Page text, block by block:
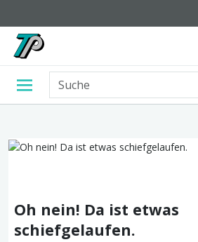
Oh nein! Da ist etwas
schiefgelaufen.